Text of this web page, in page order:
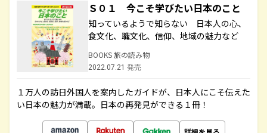
Ｓ０１ 今こそ学びたい日本のこと
知っているようで知らない 日本人の心、
食文化、職文化、信仰、地域の魅力など
BOOKS 旅の読み物
2022.07.21 発売
１万人の訪日外国人を案内したガイドが、日本人にこそ伝えた
い日本の魅力が満載。日本の再発見ができる１冊！